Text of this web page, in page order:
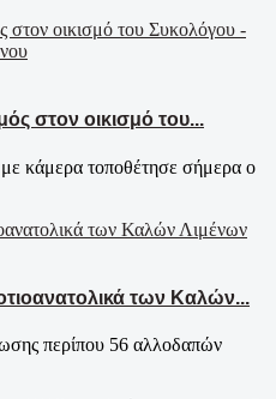
στον οικισμό του...
κάμερα τοποθέτησε σήμερα ο
των Καλών...
περίπου 56 αλλοδαπών